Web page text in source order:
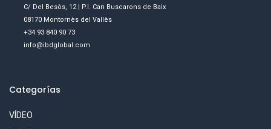
C/ Del Besòs, 12 | P.I. Can Buscarons de Baix
08170 Montornès del Vallès
+34 93 840 90 73
info@ibdglobal.com
Categorías
VÍDEO